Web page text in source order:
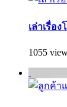
เล่าเรื่อ
1055